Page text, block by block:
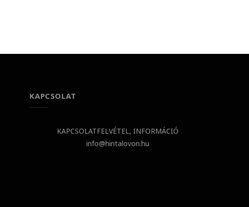
KAPCSOLAT
KAPCSOLATFELVÉTEL, INFORMÁCIÓ
info@hintalovon.hu